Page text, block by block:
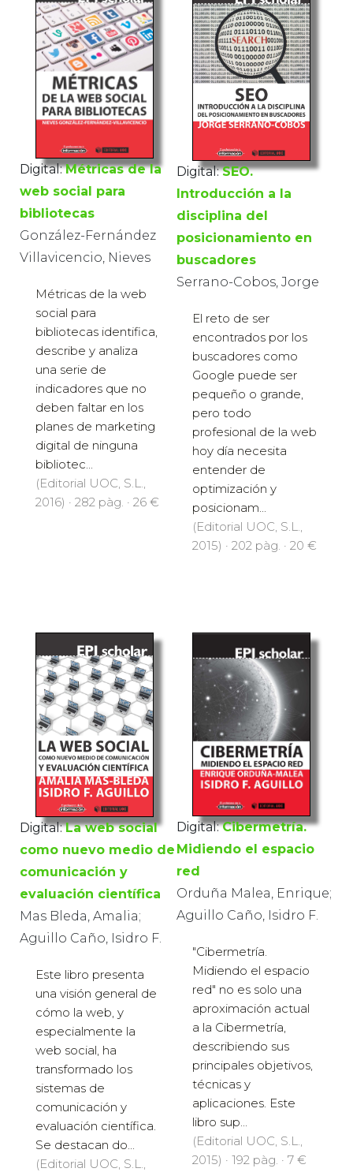
Digital: Métricas de la
web social para
bibliotecas
González-Fernández
Villavicencio, Nieves
Métricas de la web
social para
bibliotecas identifica,
describe y analiza
una serie de
indicadores que no
deben faltar en los
planes de marketing
digital de ninguna
bibliotec...
(Editorial UOC, S.L.,
2016) · 282 pàg. · 26 €
Digital: SEO.
Introducción a la
disciplina del
posicionamiento en
buscadores
Serrano-Cobos, Jorge
El reto de ser
encontrados por los
buscadores como
Google puede ser
pequeño o grande,
pero todo
profesional de la web
hoy día necesita
entender de
optimización y
posicionam...
(Editorial UOC, S.L.,
2015) · 202 pàg. · 20 €
Digital: La web social
como nuevo medio de
comunicación y
evaluación científica
Mas Bleda, Amalia;
Aguillo Caño, Isidro F.
Este libro presenta
una visión general de
cómo la web, y
especialmente la
web social, ha
transformado los
sistemas de
comunicación y
evaluación científica.
Se destacan do...
(Editorial UOC, S.L.,
Digital: Cibermetría.
Midiendo el espacio
red
Orduña Malea, Enrique;
Aguillo Caño, Isidro F.
"Cibermetría.
Midiendo el espacio
red" no es solo una
aproximación actual
a la Cibermetría,
describiendo sus
principales objetivos,
técnicas y
aplicaciones. Este
libro sup...
(Editorial UOC, S.L.,
2015) · 192 pàg. · 7 €